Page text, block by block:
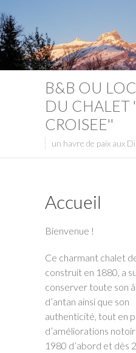
B&B OU
DU CHALET
CROISEE''
un havre de paix aux
Accueil
Bienvenue !
Ce charmant chalet
construit en 1880, a su
conserver toute son
d’antan ainsi que son
authenticité, tout en
d’améliorations
1980 d’abord et dès